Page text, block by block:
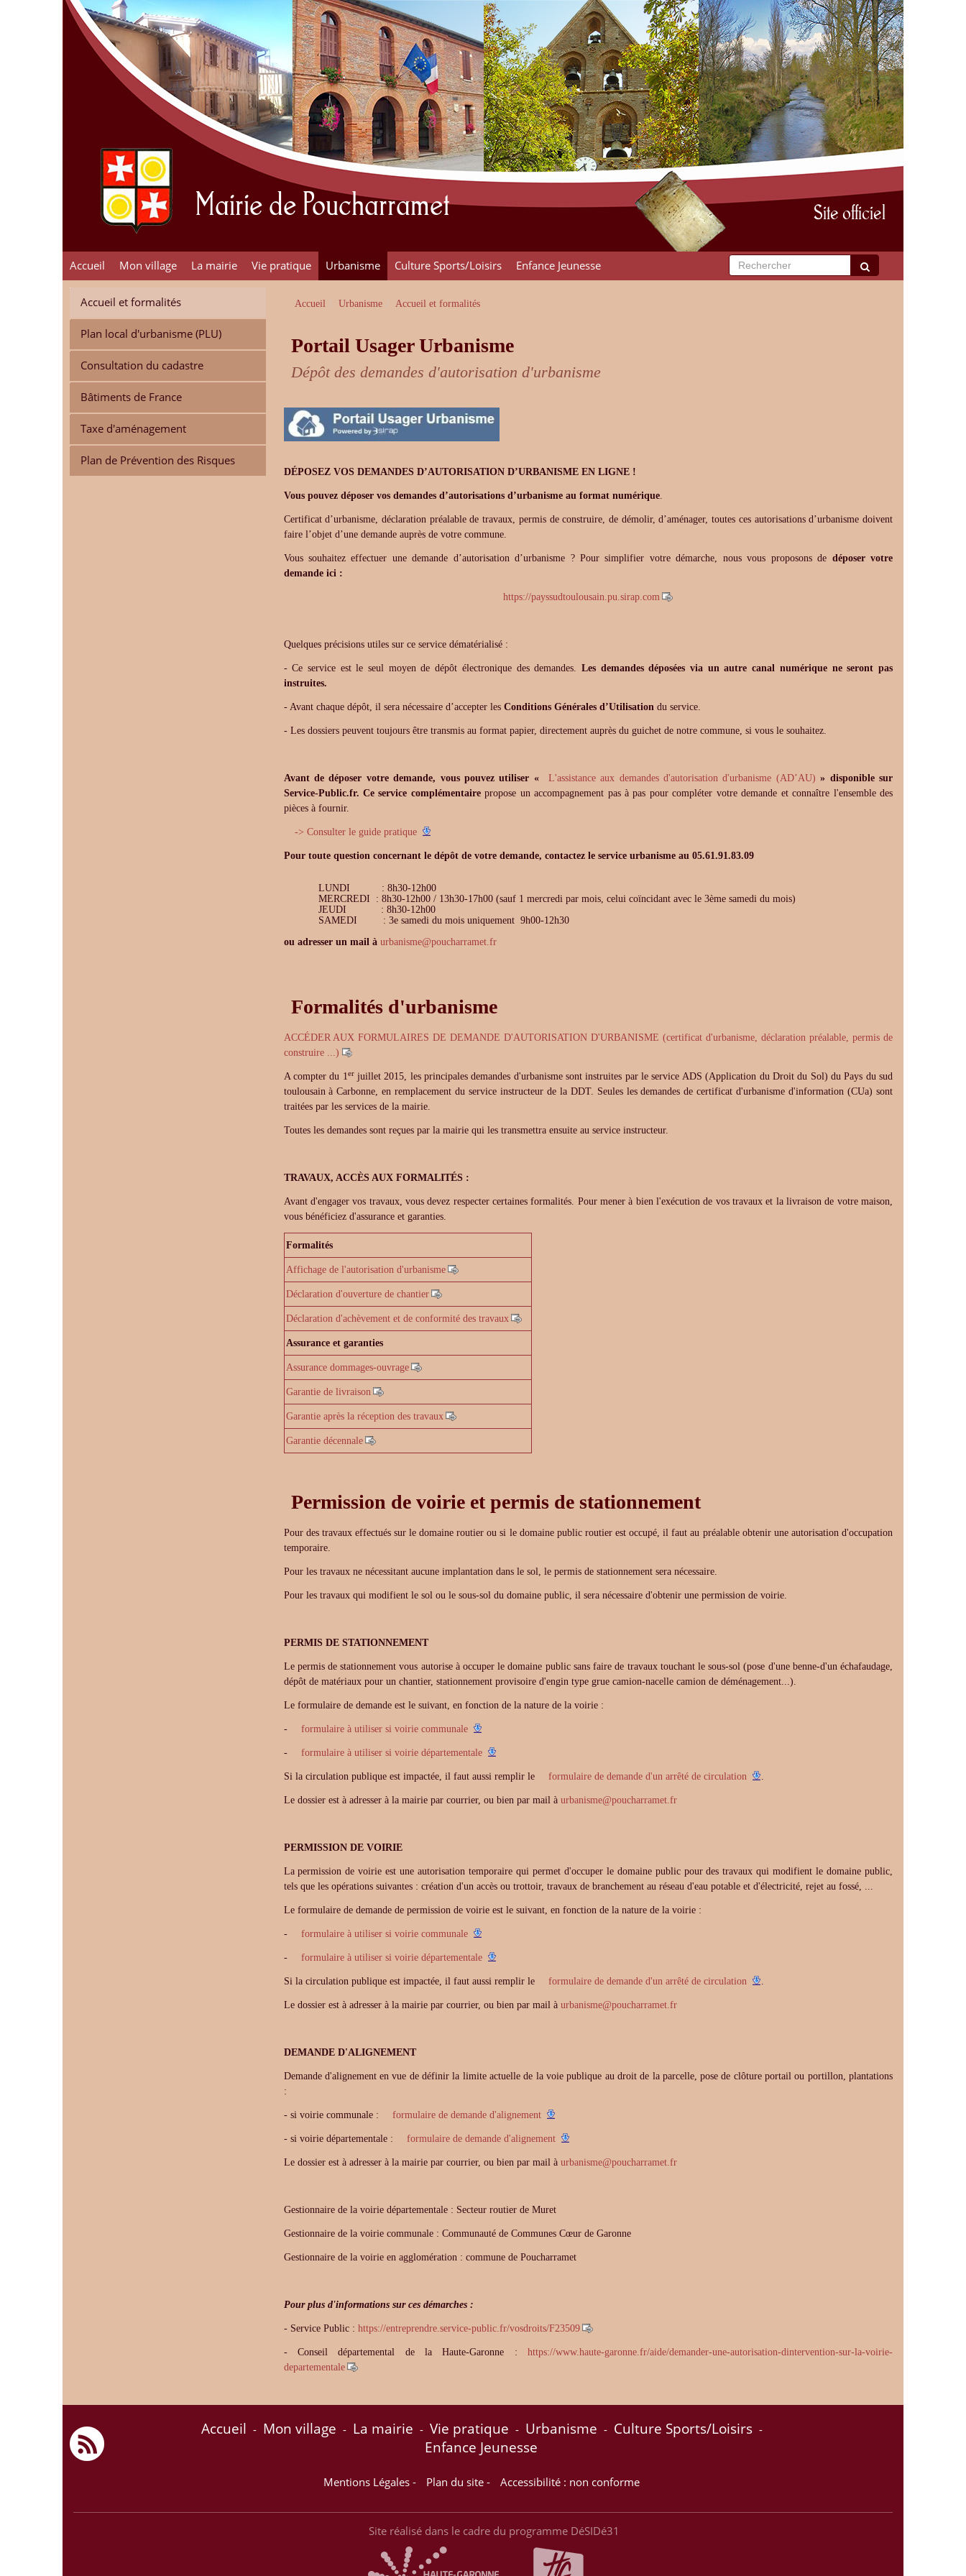
Mairie de Poucharramet Site officiel
Accueil Mon village La mairie Vie pratique Urbanisme Culture Sports/Loisirs Enfance Jeunesse
Accueil Urbanisme Accueil et formalités
Portail Usager Urbanisme
Dépôt des demandes d'autorisation d'urbanisme
DÉPOSEZ VOS DEMANDES D’AUTORISATION D’URBANISME EN LIGNE !
Vous pouvez déposer vos demandes d’autorisations d’urbanisme au format numérique.
Certificat d’urbanisme, déclaration préalable de travaux, permis de construire, de démolir, d’aménager, toutes ces autorisations d’urbanisme doivent
faire l’objet d’une demande auprès de votre commune.
Vous souhaitez effectuer une demande d’autorisation d’urbanisme ? Pour simplifier votre démarche, nous vous proposons de déposer votre
demande ici :
https://payssudtoulousain.pu.sirap.com
Quelques précisions utiles sur ce service dématérialisé :
- Ce service est le seul moyen de dépôt électronique des demandes. Les demandes déposées via un autre canal numérique ne seront pas
instruites.
- Avant chaque dépôt, il sera nécessaire d’accepter les Conditions Générales d’Utilisation du service.
- Les dossiers peuvent toujours être transmis au format papier, directement auprès du guichet de notre commune, si vous le souhaitez.
Avant de déposer votre demande, vous pouvez utiliser « L'assistance aux demandes d'autorisation d'urbanisme (AD’AU) » disponible sur
Service-Public.fr. Ce service complémentairepropose un accompagnement pas à pas pour compléter votre demande et connaître l'ensemble des
pièces à fournir.
-> Consulter le guide pratique
Pour toute question concernant le dépôt de votre demande, contactez le service urbanisme au 05.61.91.83.09
LUNDI : 8h30-12h00
MERCREDI : 8h30-12h00 / 13h30-17h00 (sauf 1 mercredi par mois, celui coïncidant avec le 3ème samedi du mois)
JEUDI : 8h30-12h00
SAMEDI : 3e samedi du mois uniquement 9h00-12h30
ou adresser un mail à urbanisme@poucharramet.fr
Formalités d'urbanisme
ACCÉDER AUX FORMULAIRES DE DEMANDE D'AUTORISATION D'URBANISME (certificat d'urbanisme, déclaration préalable, permis de
construire ...)
A compter du 1erjuillet 2015, les principales demandes d'urbanisme sont instruites par le service ADS (Application du Droit du Sol) du Pays du sud
toulousain à Carbonne, en remplacement du service instructeur de la DDT. Seules les demandes de certificat d'urbanisme d'information (CUa) sont
traitées par les services de la mairie.
Toutes les demandes sont reçues par la mairie qui les transmettra ensuite au service instructeur.
TRAVAUX, ACCÈS AUX FORMALITÉS :
Avant d'engager vos travaux, vous devez respecter certaines formalités. Pour mener à bien l'exécution de vos travaux et la livraison de votre maison,
vous bénéficiez d'assurance et garanties.
Formalités
Affichage de l'autorisation d'urbanisme
Déclaration d'ouverture de chantier
Déclaration d'achèvement et de conformité des travaux
Assurance et garanties
Assurance dommages-ouvrage
Garantie de livraison
Garantie après la réception des travaux
Garantie décennale
Permission de voirie et permis de stationnement
Pour des travaux effectués sur le domaine routier ou si le domaine public routier est occupé, il faut au préalable obtenir une autorisation d'occupation
temporaire.
Pour les travaux ne nécessitant aucune implantation dans le sol, le permis de stationnement sera nécessaire.
Pour les travaux qui modifient le sol ou le sous-sol du domaine public, il sera nécessaire d'obtenir une permission de voirie.
PERMIS DE STATIONNEMENT
Le permis de stationnement vous autorise à occuper le domaine public sans faire de travaux touchant le sous-sol (pose d'une benne-d'un échafaudage,
dépôt de matériaux pour un chantier, stationnement provisoire d'engin type grue camion-nacelle camion de déménagement...).
Le formulaire de demande est le suivant, en fonction de la nature de la voirie :
- formulaire à utiliser si voirie communale
- formulaire à utiliser si voirie départementale
Si la circulation publique est impactée, il faut aussi remplir le formulaire de demande d'un arrêté de circulation .
Le dossier est à adresser à la mairie par courrier, ou bien par mail à urbanisme@poucharramet.fr
PERMISSION DE VOIRIE
La permission de voirie est une autorisation temporaire qui permet d'occuper le domaine public pour des travaux qui modifient le domaine public,
tels que les opérations suivantes : création d'un accès ou trottoir, travaux de branchement au réseau d'eau potable et d'électricité, rejet au fossé, ...
Le formulaire de demande de permission de voirie est le suivant, en fonction de la nature de la voirie :
- formulaire à utiliser si voirie communale
- formulaire à utiliser si voirie départementale
Si la circulation publique est impactée, il faut aussi remplir le formulaire de demande d'un arrêté de circulation .
Le dossier est à adresser à la mairie par courrier, ou bien par mail à urbanisme@poucharramet.fr
DEMANDE D'ALIGNEMENT
Demande d'alignement en vue de définir la limite actuelle de la voie publique au droit de la parcelle, pose de clôture portail ou portillon, plantations
:
- si voirie communale : formulaire de demande d'alignement
- si voirie départementale : formulaire de demande d'alignement
Le dossier est à adresser à la mairie par courrier, ou bien par mail à urbanisme@poucharramet.fr
Gestionnaire de la voirie départementale : Secteur routier de Muret
Gestionnaire de la voirie communale : Communauté de Communes Cœur de Garonne
Gestionnaire de la voirie en agglomération : commune de Poucharramet
Pour plus d'informations sur ces démarches :
- Service Public : https://entreprendre.service-public.fr/vosdroits/F23509
- Conseil départemental de la Haute-Garonne : https://www.haute-garonne.fr/aide/demander-une-autorisation-dintervention-sur-la-voirie-
departementale
Accueil et formalités
Plan local d'urbanisme (PLU)
Consultation du cadastre
Bâtiments de France
Taxe d'aménagement
Plan de Prévention des Risques
Accueil - Mon village - La mairie - Vie pratique - Urbanisme - Culture Sports/Loisirs -
Enfance Jeunesse
Mentions Légales- Plan du site- Accessibilité : non conforme
Site réalisé dans le cadre du programme DéSIDé31